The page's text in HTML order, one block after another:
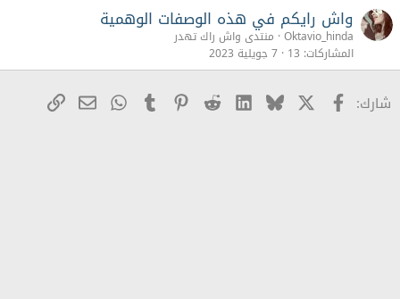
واش رايكم في هذه الوصفات الوهمية
Oktavio_hinda منتدى واش راك تهدر
المشاركات 13 7 جويلية 2023
شارك: Facebook
X
Bluesky
LinkedIn
Reddit
Pinterest
Tumblr
WhatsApp
البريدرابط